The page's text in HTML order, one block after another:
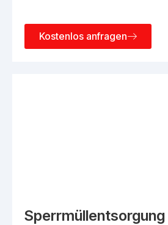
Kostenlos anfragen
Sperrmüllentsorgung